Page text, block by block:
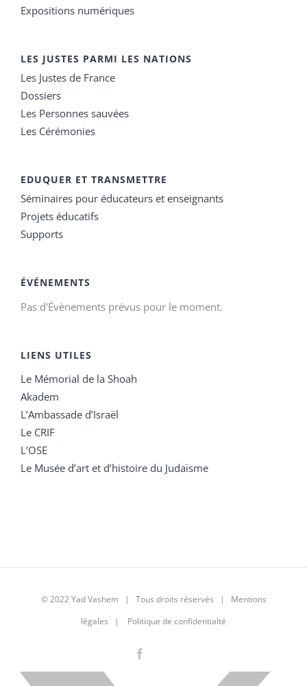
Expositions numériques
LES JUSTES PARMI LES NATIONS
Les Justes de France
Dossiers
Les Personnes sauvées
Les Cérémonies
EDUQUER ET TRANSMETTRE
Séminaires pour éducateurs et enseignants
Projets éducatifs
Supports
ÉVÉNEMENTS
Pas d'Évènements prévus pour le moment.
LIENS UTILES
Le Mémorial de la Shoah
Akadem
L’Ambassade d’Israël
Le CRIF
L’OSE
Le Musée d’art et d’histoire du Judaïsme
© 2022 Yad Vashem | Tous droits réservés | Mentions
légales | Politique de confidentialté
X